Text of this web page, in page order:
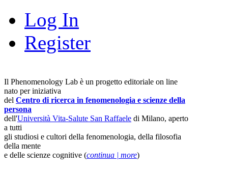
Log In
Register
Il Phenomenology Lab è un progetto editoriale on line
nato per iniziativa
del Centro di ricerca in fenomenologia e scienze della
persona
dell'Università Vita-Salute San Raffaele di Milano, aperto
a tutti
gli studiosi e cultori della fenomenologia, della filosofia
della mente
e delle scienze cognitive (continua | more)